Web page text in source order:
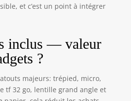
et c’est un point à intégrer
inclus — valeur
?
atouts majeurs: trépied, micro,
tf 32 go, lentille grand angle et